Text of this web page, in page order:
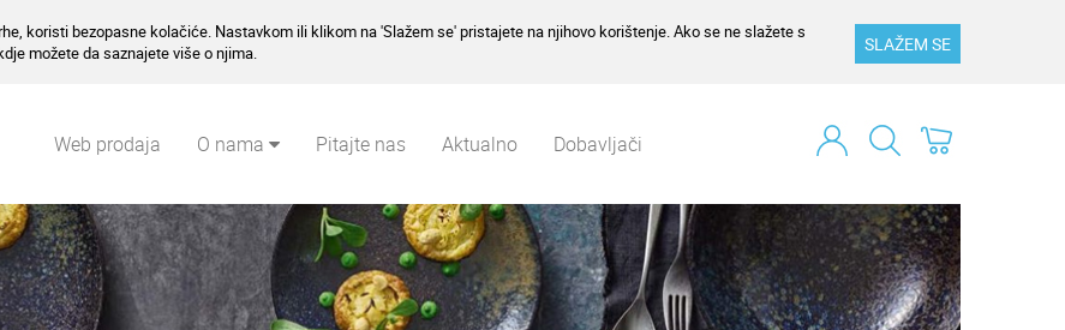
koristi bezopasne kolačiće. Nastavkom ili klikom na 'Slažem se' pristajete na njihovo korištenje. Ako se ne slažete s
možete da saznajete više o njima. SLAŽEM SE
Web prodaja O nama Pitajte nas Aktualno Dobavljači